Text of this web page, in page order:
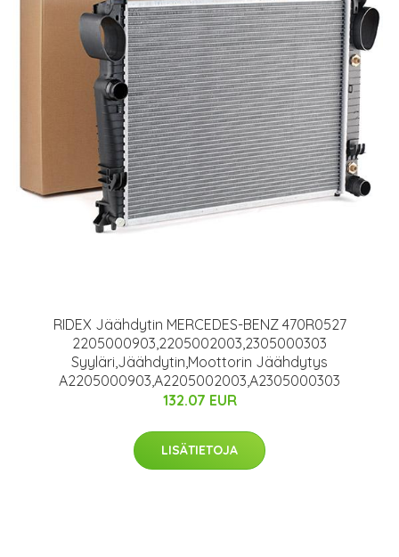
RIDEX Jäähdytin MERCEDES-BENZ 470R0527
2205000903,2205002003,2305000303
Syyläri,Jäähdytin,Moottorin Jäähdytys
A2205000903,A2205002003,A2305000303
132.07 EUR
LISÄTIETOJA